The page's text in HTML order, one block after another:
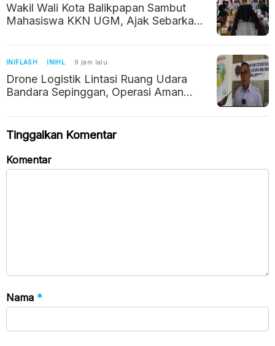
Wakil Wali Kota Balikpapan Sambut
Mahasiswa KKN UGM, Ajak Sebarkan
INIFLASH INIHL 9 jam lalu
Drone Logistik Lintasi Ruang Udara
Bandara Sepinggan, Operasi Aman
Tinggalkan Komentar
Komentar
Nama *